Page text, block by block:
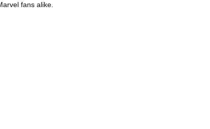
fans alike.